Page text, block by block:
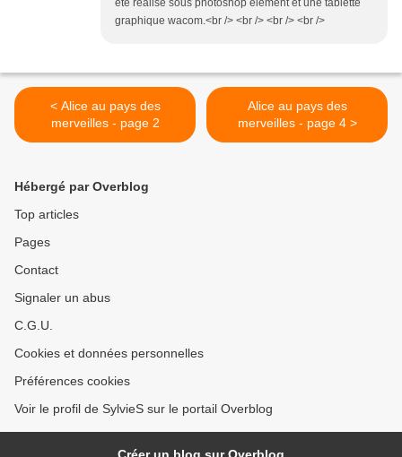
été réalisé sous photoshop element et une tablette
graphique wacom.<br /> <br /> <br /> <br />
< Alice au pays des
merveilles - page 2
Alice au pays des
merveilles - page 4 >
Hébergé par Overblog
Top articles
Pages
Contact
Signaler un abus
C.G.U.
Cookies et données personnelles
Préférences cookies
Voir le profil de SylvieS sur le portail Overblog